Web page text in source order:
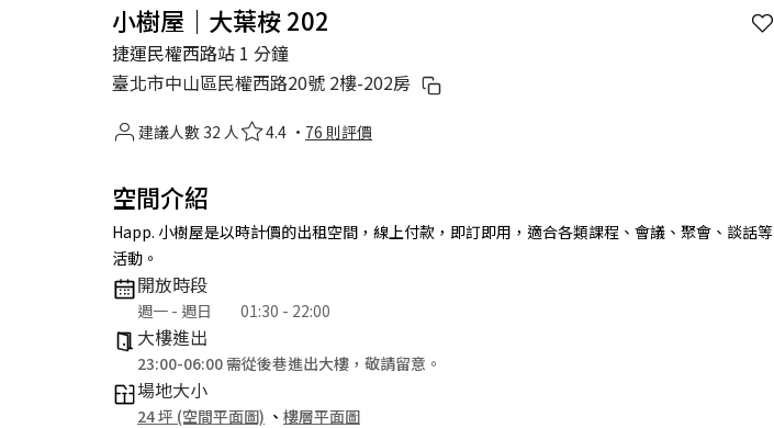
小樹屋｜大葉桉 202
捷運民權西路站 1 分鐘
臺北市中山區民權西路20號 2樓-202房
建議人數 32 人 4.4 · 76 則評價
空間介紹
Happ. 小樹屋是以時計價的出租空間，線上付款，即訂即用，適合各類課程、會議、聚會、談話等
活動。
開放時段
週一 - 週日 01:30 - 22:00
大樓進出
23:00-06:00 需從後巷進出大樓，敬請留意。
場地大小
24 坪 (空間平面圖) 、 樓層平面圖